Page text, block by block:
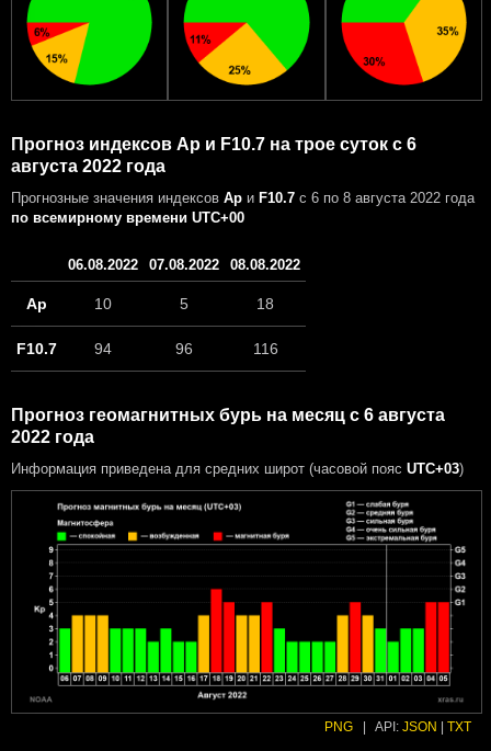
Прогноз индексов Ap и F10.7 на трое суток с 6
августа 2022 года
Прогнозные значения индексов Ap и F10.7 с 6 по 8 августа 2022 года
по всемирному времени UTC+00
06.08.2022 07.08.2022 08.08.2022
Ap 10 5 18
F10.7 94 96 116
Прогноз геомагнитных бурь на месяц с 6 августа
2022 года
Информация приведена для средних широт (часовой пояс UTC+03)
PNG API: JSON TXT